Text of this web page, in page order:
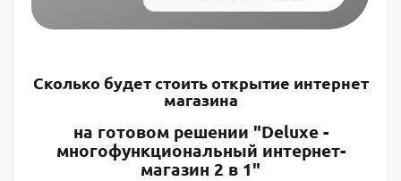
Сколько будет стоить открытие интернет
магазина
на готовом решении "Deluxe -
многофункциональный интернет-
магазин 2 в 1"